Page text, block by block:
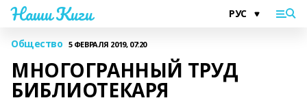
Наши Киги
Общество 5 ФЕВРАЛЯ 2019, 07:20
МНОГОГРАННЫЙ ТРУД
БИБЛИОТЕКАРЯ